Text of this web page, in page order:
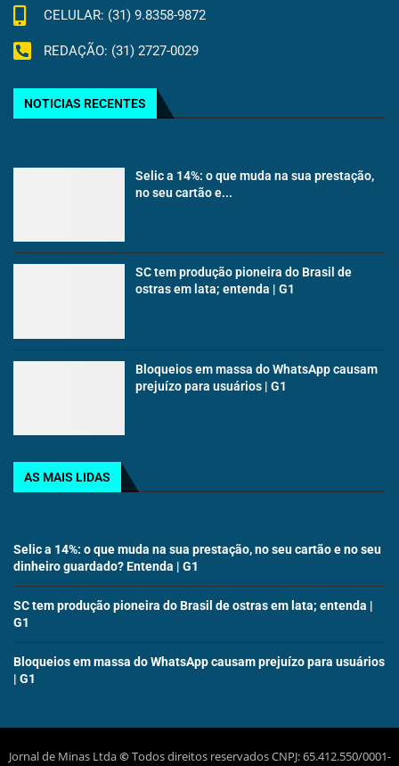
CELULAR: (31) 9.8358-9872
REDAÇÃO: (31) 2727-0029
NOTICIAS RECENTES
Selic a 14%: o que muda na sua prestação,
no seu cartão e...
SC tem produção pioneira do Brasil de
ostras em lata; entenda | G1
Bloqueios em massa do WhatsApp causam
prejuízo para usuários | G1
AS MAIS LIDAS
Selic a 14%: o que muda na sua prestação, no seu cartão e no seu
dinheiro guardado? Entenda | G1
SC tem produção pioneira do Brasil de ostras em lata; entenda |
G1
Bloqueios em massa do WhatsApp causam prejuízo para usuários
| G1
Jornal de Minas Ltda©Todos direitos reservados CNPJ: 65.412.550/0001-